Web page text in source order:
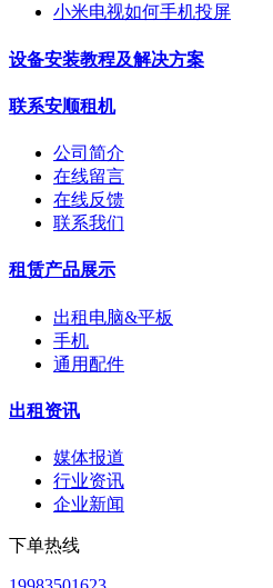
小米电视如何手机投屏
设备安装教程及解决方案
联系安顺租机
公司简介
在线留言
在线反馈
联系我们
租赁产品展示
出租电脑&平板
手机
通用配件
出租资讯
媒体报道
行业资讯
企业新闻
下单热线